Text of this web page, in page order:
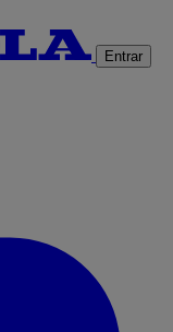
Entrar